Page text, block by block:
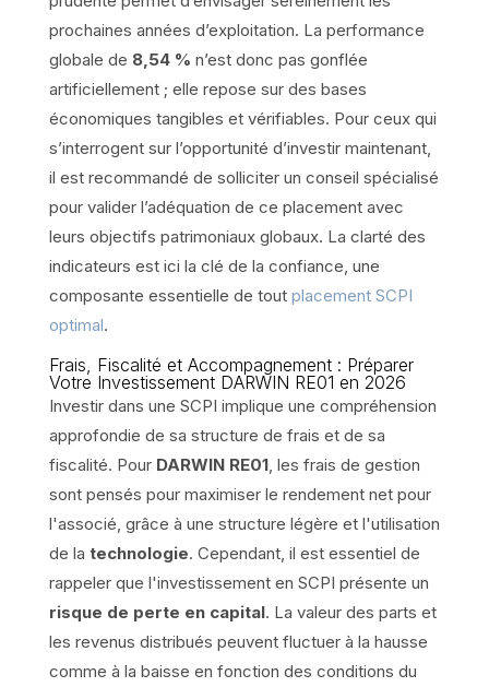
prochaines années d’exploitation. La performance
globale de 8,54 % n’est donc pas gonflée
artificiellement ; elle repose sur des bases
économiques tangibles et vérifiables. Pour ceux qui
s’interrogent sur l’opportunité d’investir maintenant,
il est recommandé de solliciter un conseil spécialisé
pour valider l’adéquation de ce placement avec
leurs objectifs patrimoniaux globaux. La clarté des
indicateurs est ici la clé de la confiance, une
composante essentielle de tout placement SCPI
optimal.
Frais, Fiscalité et Accompagnement : Préparer
Votre Investissement DARWIN RE01 en 2026
Investir dans une SCPI implique une compréhension
approfondie de sa structure de frais et de sa
fiscalité. Pour DARWIN RE01, les frais de gestion
sont pensés pour maximiser le rendement net pour
l'associé, grâce à une structure légère et l'utilisation
de la technologie. Cependant, il est essentiel de
rappeler que l'investissement en SCPI présente un
risque de perte en capital. La valeur des parts et
les revenus distribués peuvent fluctuer à la hausse
comme à la baisse en fonction des conditions du